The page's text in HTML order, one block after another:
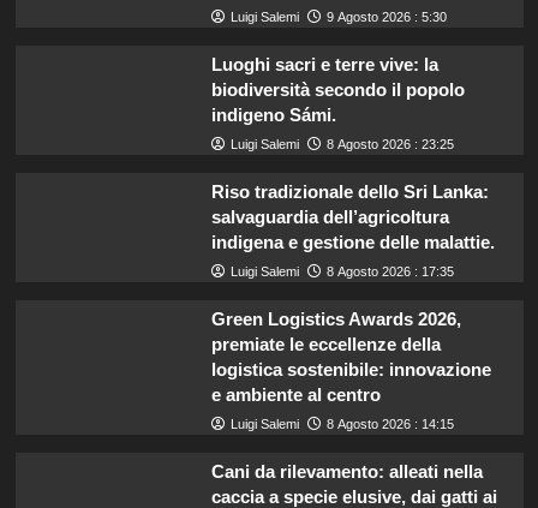
Luigi Salemi 9 Agosto 2026 : 5:30
Luoghi sacri e terre vive: la
biodiversità secondo il popolo
indigeno Sámi.
Luigi Salemi 8 Agosto 2026 : 23:25
Riso tradizionale dello Sri Lanka:
salvaguardia dell’agricoltura
indigena e gestione delle malattie.
Luigi Salemi 8 Agosto 2026 : 17:35
Green Logistics Awards 2026,
premiate le eccellenze della
logistica sostenibile: innovazione
e ambiente al centro
Luigi Salemi 8 Agosto 2026 : 14:15
Cani da rilevamento: alleati nella
caccia a specie elusive, dai gatti ai